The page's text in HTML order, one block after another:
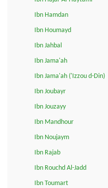
Ibn Hamdan
Ibn Houmayd
Ibn Jahbal
Ibn Jama'ah
Ibn Jama'ah ('Izzou d-Din)
Ibn Joubayr
Ibn Jouzayy
Ibn Mandhour
Ibn Noujaym
Ibn Rajab
Ibn Rouchd Al-Jadd
Ibn Toumart